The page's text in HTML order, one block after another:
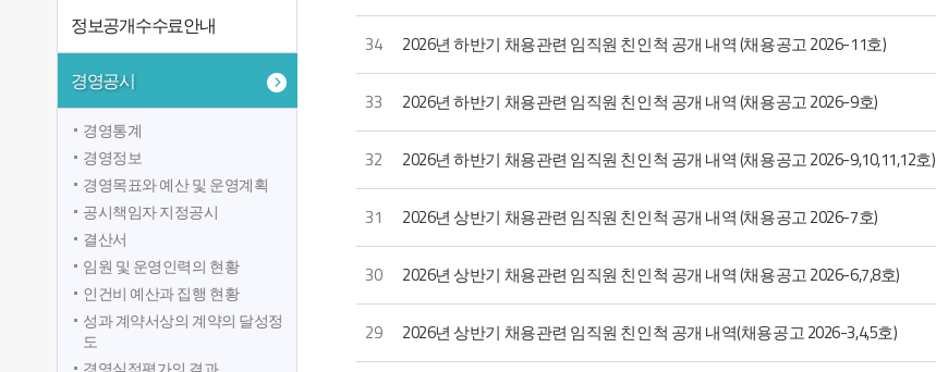
정보공개수수료안내
경영공시
경영통계
경영정보
경영목표와 예산 및 운영계획
공시책임자 지정공시
결산서
임원 및 운영인력의 현황
인건비 예산과 집행 현황
성과 계약서상의 계약의 달성정
도
34 2026년 하반기 채용관련 임직원 친인척 공개 내역 (채용공고 2026-11호)
33 2026년 하반기 채용관련 임직원 친인척 공개 내역 (채용공고 2026-9호)
32 2026년 하반기 채용관련 임직원 친인척 공개 내역 (채용공고 2026-9,10,11,12호)
31 2026년 상반기 채용관련 임직원 친인척 공개 내역 (채용공고 2026-7호)
30 2026년 상반기 채용관련 임직원 친인척 공개 내역 (채용공고 2026-6,7,8호)
29 2026년 상반기 채용관련 임직원 친인척 공개 내역(채용공고 2026-3,4,5호)